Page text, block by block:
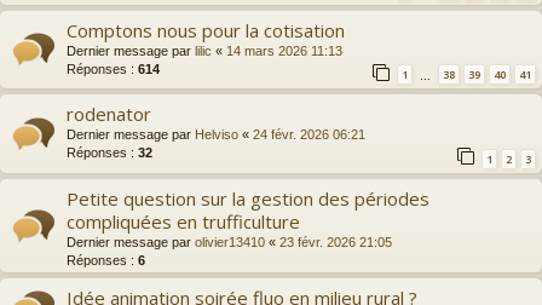
Comptons nous pour la cotisation
Dernier message par lilic « 14 mars 2026 11:13
Réponses : 614 1 … 38 39 40 41
rodenator
Dernier message par Helviso « 24 févr. 2026 06:21
Réponses : 32 1 2 3
Petite question sur la gestion des périodes
compliquées en trufficulture
Dernier message par olivier13410 « 23 févr. 2026 21:05
Réponses : 6
Idée animation soirée fluo en milieu rural ?